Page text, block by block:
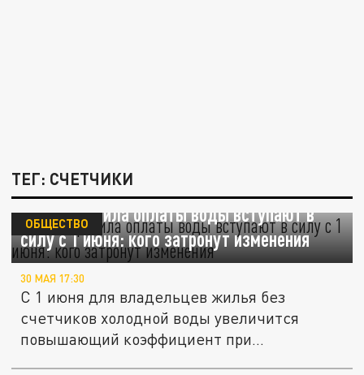
ТЕГ: СЧЕТЧИКИ
Новые правила оплаты воды вступают в
силу с 1 июня: кого затронут изменения
ОБЩЕСТВО
30 МАЯ 17:30
С 1 июня для владельцев жилья без
счетчиков холодной воды увеличится
повышающий коэффициент при